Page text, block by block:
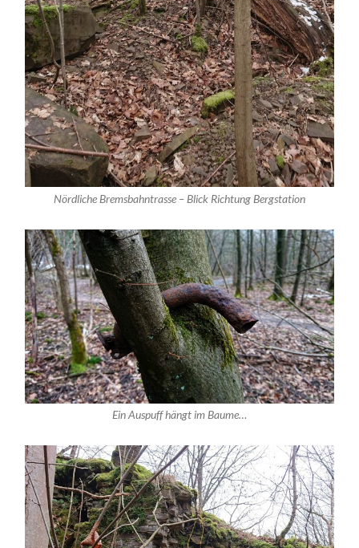
Nördliche Bremsbahntrasse – Blick Richtung Bergstation
Ein Auspuff hängt im Baume…